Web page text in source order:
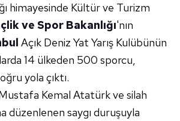
himayesinde Kültür ve Turizm
ve Spor Bakanlığı'nın
Açık Deniz Yat Yarış Kulübünün
14 ülkeden 500 sporcu,
yola çıktı.
Kemal Atatürk ve silah
düzenlenen saygı duruşuyla